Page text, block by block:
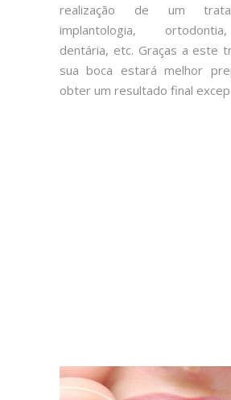
realização de um
implantologia,
dentária, etc. Graças a este
sua boca estará melhor
obter um resultado final